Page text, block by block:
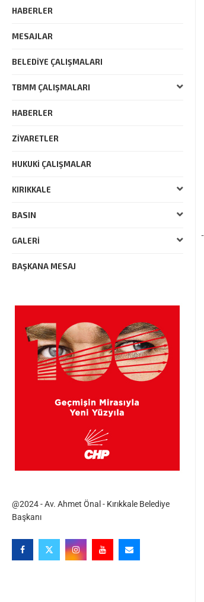
HABERLER
MESAJLAR
BELEDIYE ÇALIŞMALARI
TBMM ÇALIŞMALARI
HABERLER
ZIYARETLER
HUKUKI ÇALIŞMALAR
KIRIKKALE
BASIN
GALERI
BAŞKANA MESAJ
@2024 - Av. Ahmet Önal - Kırıkkale Belediye
Başkanı